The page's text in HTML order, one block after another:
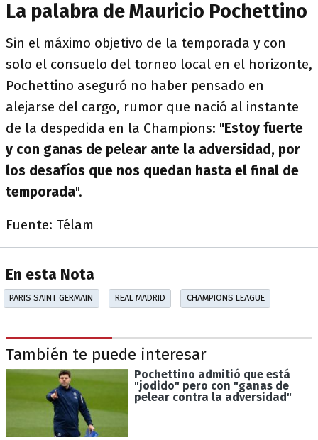
La palabra de Mauricio Pochettino
Sin el máximo objetivo de la temporada y con
solo el consuelo del torneo local en el horizonte,
Pochettino aseguró no haber pensado en
alejarse del cargo, rumor que nació al instante
de la despedida en la Champions: "Estoy fuerte
y con ganas de pelear ante la adversidad, por
los desafíos que nos quedan hasta el final de
temporada".
Fuente: Télam
En esta Nota
PARIS SAINT GERMAIN REAL MADRID CHAMPIONS LEAGUE
También te puede interesar
Pochettino admitió que está
"jodido" pero con "ganas de
pelear contra la adversidad"